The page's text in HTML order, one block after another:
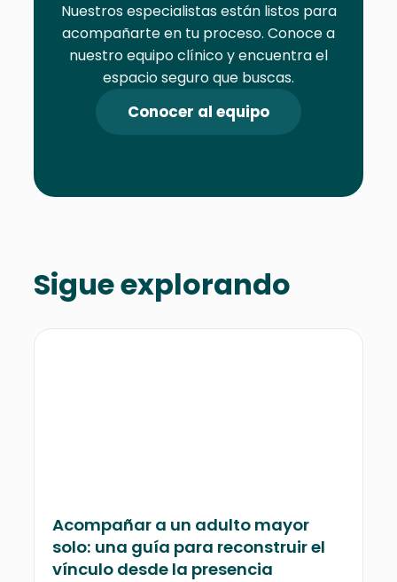
Nuestros especialistas están listos para
acompañarte en tu proceso. Conoce a
nuestro equipo clínico y encuentra el
espacio seguro que buscas.
Conocer al equipo
Sigue explorando
Acompañar a un adulto mayor
solo: una guía para reconstruir el
vínculo desde la presencia